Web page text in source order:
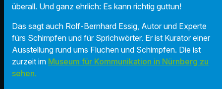
überall. Und ganz ehrlich: Es kann richtig guttun!
Das sagt auch Rolf-Bernhard Essig, Autor und Experte
fürs Schimpfen und für Sprichwörter. Er ist Kurator einer
Ausstellung rund ums Fluchen und Schimpfen. Die ist
zurzeit im Museum für Kommunikation in Nürnberg zu
sehen.